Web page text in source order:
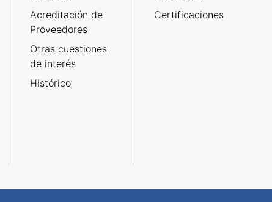
Acreditación de
Proveedores
Otras cuestiones
de interés
Histórico
Certificaciones